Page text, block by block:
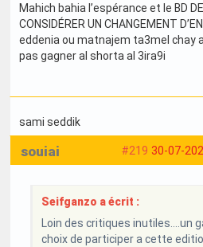
Mahich bahia l’espérance et le BD
CONSIDÉRER UN CHANGEMENT
eddenia ou matnajem ta3mel chay
pas gagner al shorta al 3ira9i
sami seddik
#219 30-07-
souiai
Seifganzo a écrit :
Loin des critiques inutiles....un
choix de participer a cette